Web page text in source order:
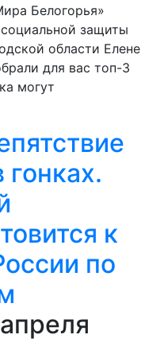
Белогорья»
защиты
области Елене
для вас топ-3
могут
гонках.
к
по